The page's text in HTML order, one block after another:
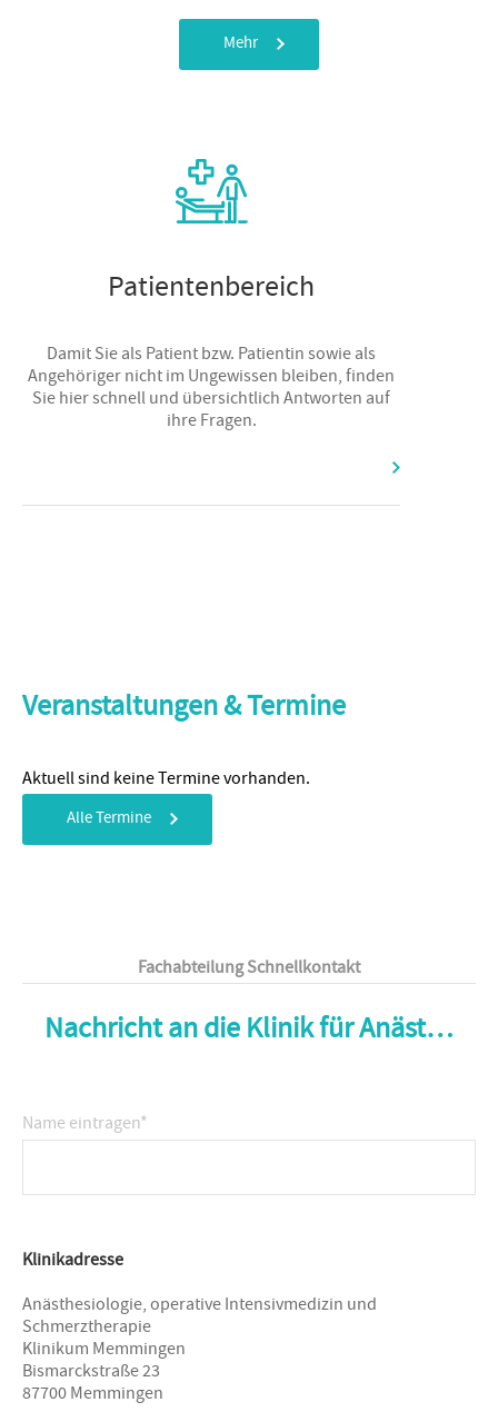
Mehr
Patientenbereich
Damit Sie als Patient bzw. Patientin sowie als
Angehöriger nicht im Ungewissen bleiben, finden
Sie hier schnell und übersichtlich Antworten auf
ihre Fragen.
Veranstaltungen & Termine
Aktuell sind keine Termine vorhanden.
Alle Termine
Fachabteilung Schnellkontakt
Nachricht an die Klinik für Anästhesiologie, operative Intensivmedizin und Schmerztherapie
Name eintragen*
Klinikadresse
Anästhesiologie, operative Intensivmedizin und
Schmerztherapie
Klinikum Memmingen
Bismarckstraße 23
87700 Memmingen